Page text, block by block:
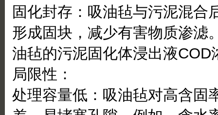
固化封存：吸油毡与污泥混合
形成固块，减少有害物质渗滤
油毡的污泥固化体浸出液COD
局限性：
处理容量低：吸油毡对高含固